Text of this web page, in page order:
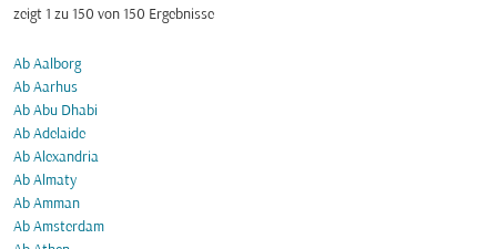
zeigt 1 zu 150 von 150 Ergebnisse
Ab Aalborg
Ab Aarhus
Ab Abu Dhabi
Ab Adelaide
Ab Alexandria
Ab Almaty
Ab Amman
Ab Amsterdam